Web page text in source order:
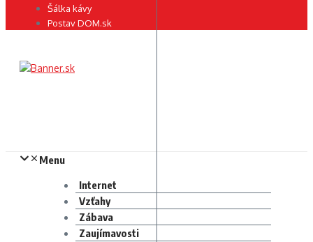
Šálka kávy
Postav DOM.sk
Menu
Internet
Vzťahy
Zábava
Zaujímavosti